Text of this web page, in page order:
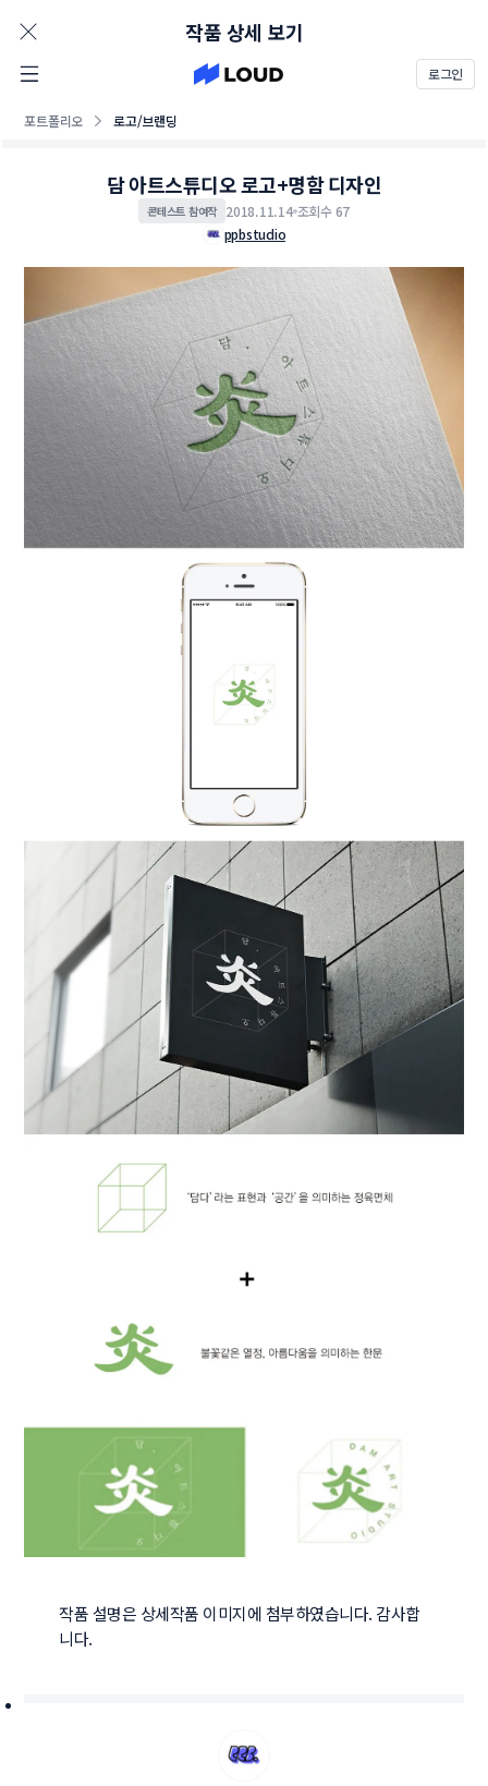
로그인
포트폴리오 로고/브랜딩
작품 상세 보기
담 아트스튜디오 로고+명함 디자인
콘테스트 참여작 2018.11.14 조회수 67
ppbstudio
작품 설명은 상세작품 이미지에 첨부하였습니다. 감사합
니다.